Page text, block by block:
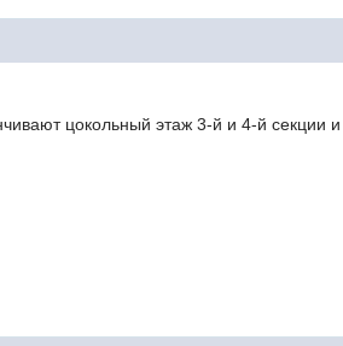
цокольный этаж 3-й и 4-й